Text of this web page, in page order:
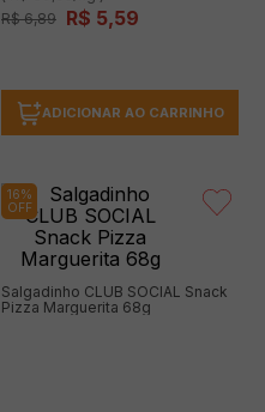
R$ 6,89 R$ 5,59
ADICIONAR AO CARRINHO
16%
OFF
Salgadinho CLUB SOCIAL Snack
Pizza Marguerita 68g